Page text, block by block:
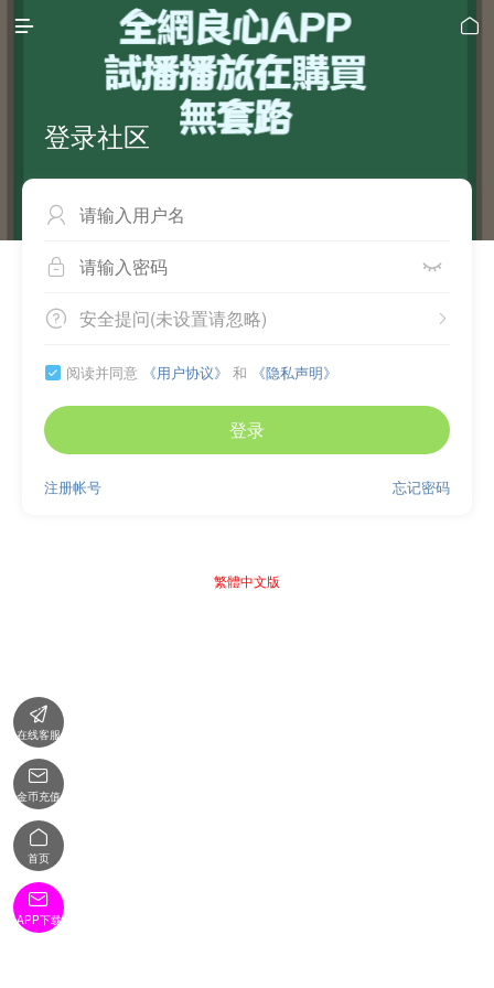
 
登录社区

 
 
安全提问(未设置请忽略)
 阅读并同意 《用户协议》 和 《隐私声明》
登录
忘记密码
注册帐号
繁體中文版

在线客服

金币充值

首页

APP下载